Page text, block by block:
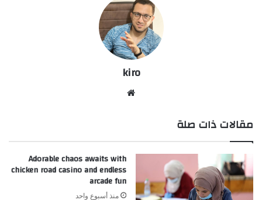
kiro
مقالات ذات صلة
Adorable chaos awaits with
chicken road casino and endless
arcade fun
منذ أسبوع واحد